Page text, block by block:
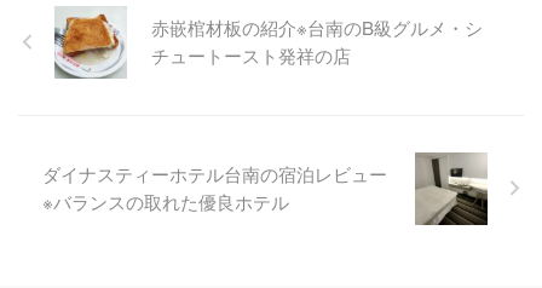
赤嵌棺材板の紹介※台南のB級グルメ・シ
チュートースト発祥の店
ダイナスティーホテル台南の宿泊レビュー
※バランスの取れた優良ホテル